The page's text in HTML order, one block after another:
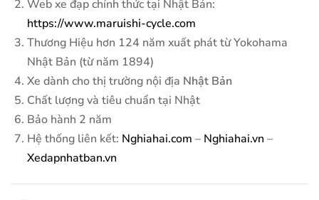
Web xe đạp chính thức tại Nhật Bản:
https://www.maruishi-cycle.com
Thương Hiệu hơn 124 năm xuất phát từ Yokohama
Nhật Bản (từ năm 1894)
Xe dành cho thị trường nội địa Nhật Bản
Chất lượng và tiêu chuẩn tại Nhật
Bảo hành 2 năm
Hệ thống liên kết: Nghiahai.com – Nghiahai.vn –
Xedapnhatban.vn